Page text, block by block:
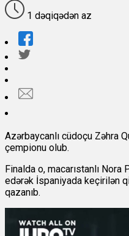
1 dəqiqədən az
Azərbaycanlı cüdoçu Zəhra
çempionu olub.
Finalda o, macarıstanlı
edərək İspaniyada keçirilən
qazanıb.